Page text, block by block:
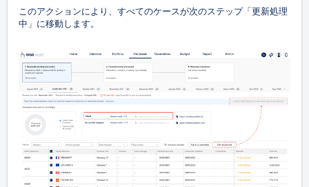
このアクションにより、すべてのケースが次のステップ「更新処理
中」に移動します。